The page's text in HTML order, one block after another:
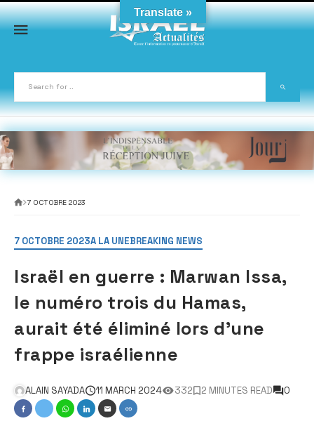
Skip
to
content
7 OCTOBRE 2023
7 OCTOBRE 2023A LA UNEBREAKING NEWS
Israël en guerre : Marwan Issa,
le numéro trois du Hamas,
aurait été éliminé lors d’une
frappe israélienne
ALAIN SAYADA 11 MARCH 2024 332 2 MINUTES READ 0
Translate »